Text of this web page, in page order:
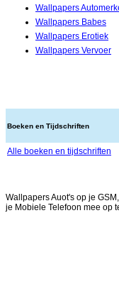
Wallpapers
Wallpapers Babes
Wallpapers Erotiek
Wallpapers Vervoer
Boeken en Tijdschriften
Alle boeken en tijdschriften
Wallpapers Auot's op je
je Mobiele Telefoon mee op